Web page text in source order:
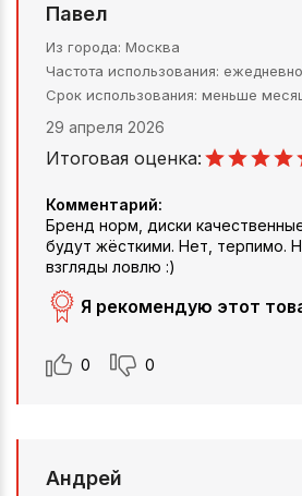
Павел
Из города Москва
Частота использования ежедневно
Срок использования меньше
29 апреля 2026
Итоговая оценка:
Комментарий:
Бренд норм, диски
будут жёсткими. Нет, терпимо.
взгляды ловлю :)
Я рекомендую этот
0 0
Андрей